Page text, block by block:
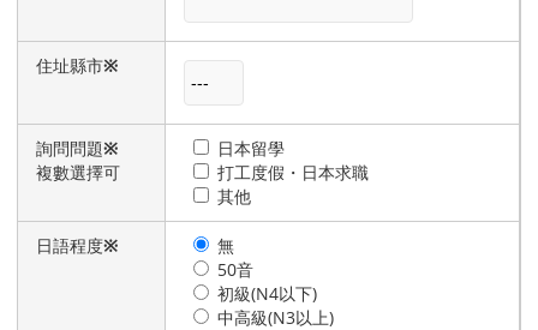
住址縣市※
詢問問題※
複數選擇可
日本留學
打工度假・日本求職
其他
日語程度※
無
50音
初級(N4以下)
中高級(N3以上)